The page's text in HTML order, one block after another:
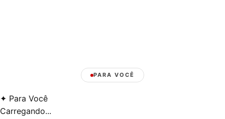
PARA VOCÊ
✦ Para Você
Carregando...